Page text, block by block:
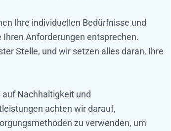
Ihre individuellen Bedürfnisse und
Anforderungen entsprechen.
Stelle, und wir setzen alles daran, Ihre
Nachhaltigkeit und
achten wir darauf,
zu verwenden, um